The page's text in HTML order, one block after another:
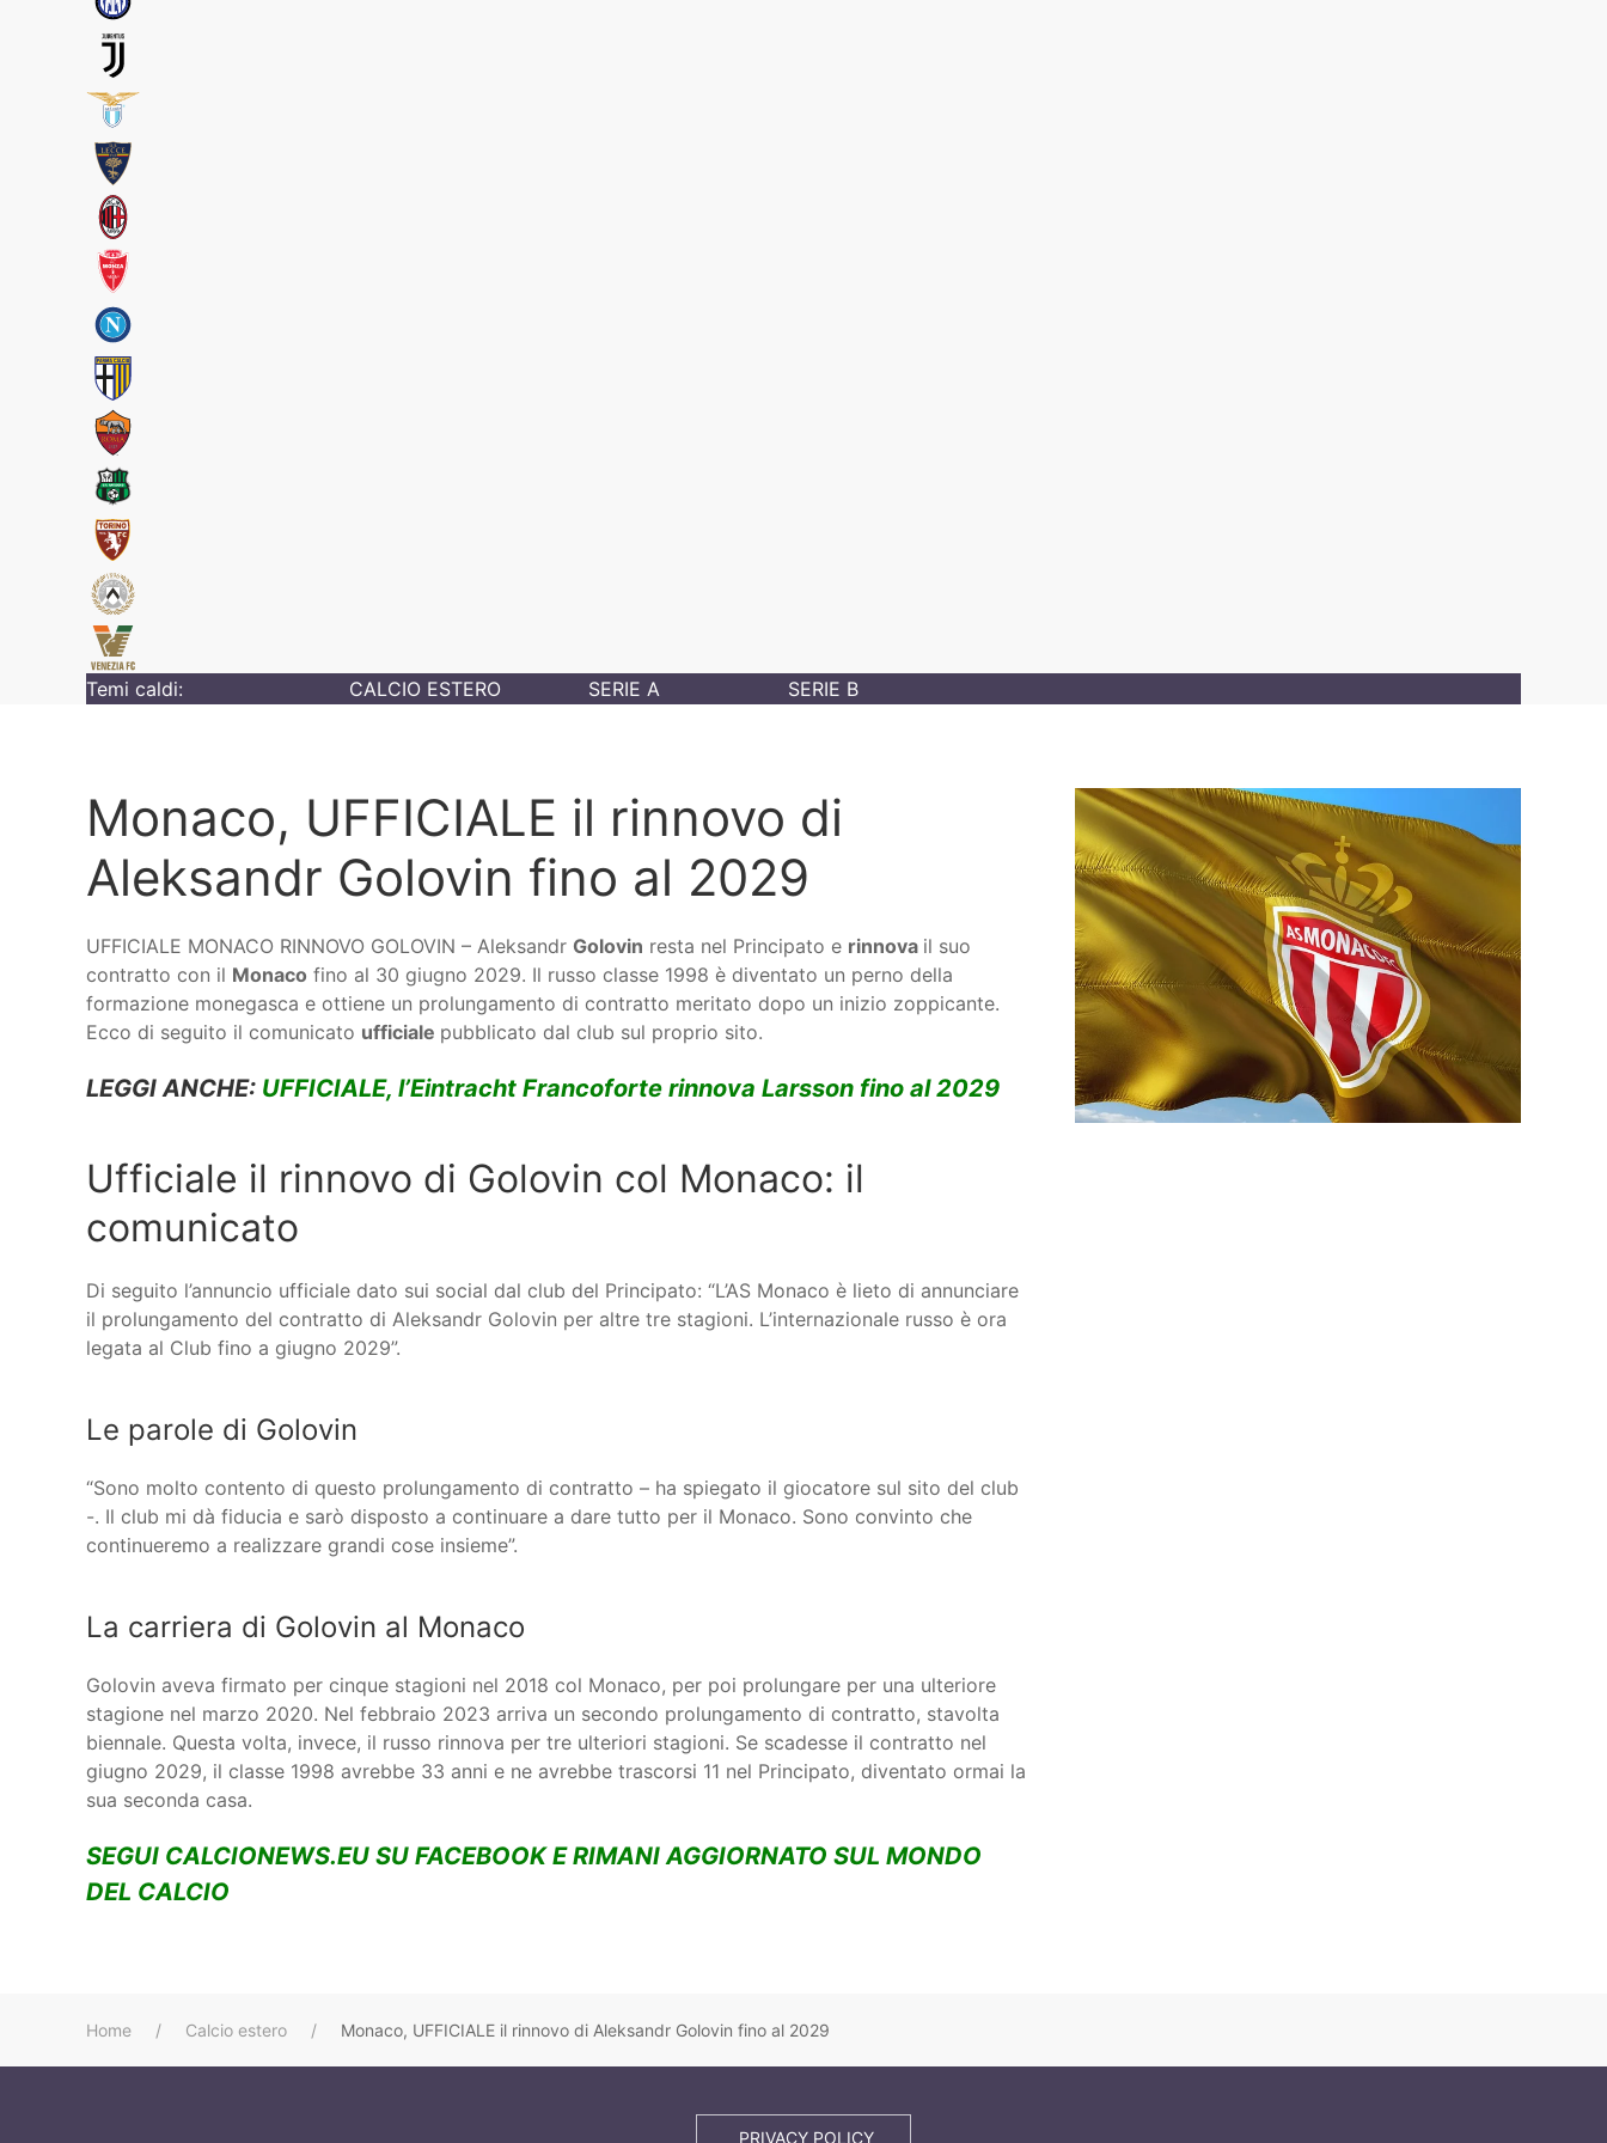
Temi caldi: CALCIO ESTERO SERIE A SERIE B
Monaco, UFFICIALE il rinnovo di
Aleksandr Golovin fino al 2029
UFFICIALE MONACO RINNOVO GOLOVIN – Aleksandr Golovin resta nel Principato e rinnova il suo
contratto con il Monaco fino al 30 giugno 2029. Il russo classe 1998 è diventato un perno della
formazione monegasca e ottiene un prolungamento di contratto meritato dopo un inizio zoppicante.
Ecco di seguito il comunicato ufficiale pubblicato dal club sul proprio sito.
LEGGI ANCHE: UFFICIALE, l’Eintracht Francoforte rinnova Larsson fino al 2029
Ufficiale il rinnovo di Golovin col Monaco: il
comunicato
Di seguito l’annuncio ufficiale dato sui social dal club del Principato: “L’AS Monaco è lieto di annunciare
il prolungamento del contratto di Aleksandr Golovin per altre tre stagioni. L’internazionale russo è ora
legata al Club fino a giugno 2029”.
Le parole di Golovin
“Sono molto contento di questo prolungamento di contratto – ha spiegato il giocatore sul sito del club
-. Il club mi dà fiducia e sarò disposto a continuare a dare tutto per il Monaco. Sono convinto che
continueremo a realizzare grandi cose insieme”.
La carriera di Golovin al Monaco
Golovin aveva firmato per cinque stagioni nel 2018 col Monaco, per poi prolungare per una ulteriore
stagione nel marzo 2020. Nel febbraio 2023 arriva un secondo prolungamento di contratto, stavolta
biennale. Questa volta, invece, il russo rinnova per tre ulteriori stagioni. Se scadesse il contratto nel
giugno 2029, il classe 1998 avrebbe 33 anni e ne avrebbe trascorsi 11 nel Principato, diventato ormai la
sua seconda casa.
SEGUI CALCIONEWS.EU SU FACEBOOK E RIMANI AGGIORNATO SUL MONDO
DEL CALCIO
Home Calcio estero Monaco, UFFICIALE il rinnovo di Aleksandr Golovin fino al 2029
PRIVACY POLICY